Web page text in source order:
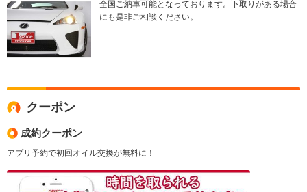
全国ご納車可能となっております。下取りがある場合
にも是非ご相談ください。
クーポン
成約クーポン
アプリ予約で初回オイル交換が無料に！